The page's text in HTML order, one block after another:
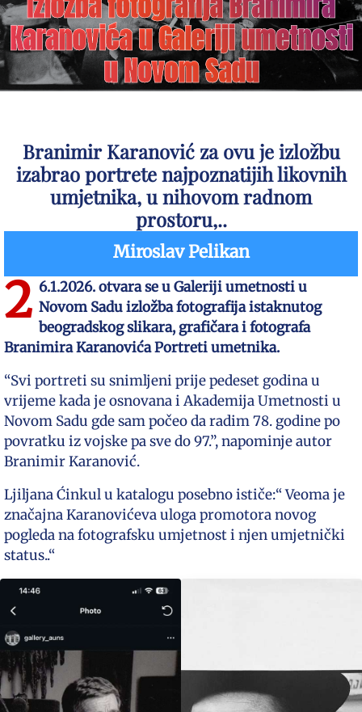
Karanovića u Galeriji umetnosti
u Novom Sadu
Branimir Karanović za ovu je izložbu
izabrao portrete najpoznatijih likovnih
umjetnika, u nihovom radnom
prostoru,..
Miroslav Pelikan
2 6.1.2026. otvara se u Galeriji umetnosti u
Novom Sadu izložba fotografija istaknutog
beogradskog slikara, grafičara i fotografa
Branimira Karanovića Portreti umetnika.
“Svi portreti su snimljeni prije pedeset godina u
vrijeme kada je osnovana i Akademija Umetnosti u
Novom Sadu gde sam počeo da radim 78. godine po
povratku iz vojske pa sve do 97.”, napominje autor
Branimir Karanović.
Ljiljana Ćinkul u katalogu posebno ističe:“ Veoma je
značajna Karanovićeva uloga promotora novog
pogleda na fotografsku umjetnost i njen umjetnički
status..“